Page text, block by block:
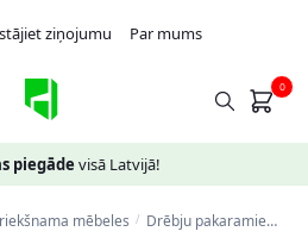
ziņojumu Par mums
0
piegāde visā Latvijā!
mēbeles / Drēbju pakaramie